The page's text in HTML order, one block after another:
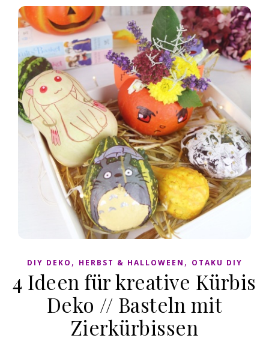
DIY DEKO , HERBST & HALLOWEEN , OTAKU DIY
4 Ideen für kreative Kürbis
Deko // Basteln mit
Zierkürbissen